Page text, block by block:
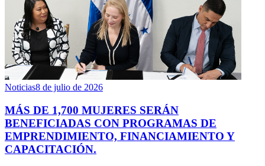
Noticias8 de julio de 2026
MÁS DE 1,700 MUJERES SERÁN
BENEFICIADAS CON PROGRAMAS DE
EMPRENDIMIENTO, FINANCIAMIENTO Y
CAPACITACIÓN.